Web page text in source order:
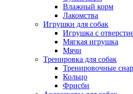
Влажный корм
Лакомства
Игрушки для собак
Игрушка с
Мягкая игрушка
Мячи
Тренировка для собак
Тренировочные
Кольцо
Фрисби